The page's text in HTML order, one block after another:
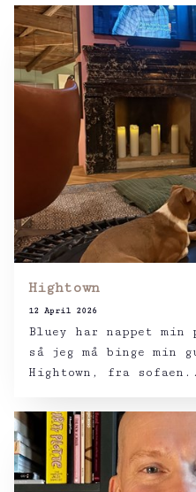
Hightown
12 April 2026
Bluey har nappet min
så jeg må binge min
Hightown, fra